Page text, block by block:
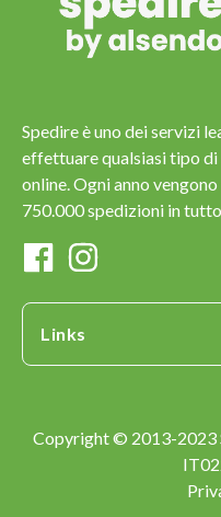
Spedire è uno dei servizi
effettuare qualsiasi tipo di
online. Ogni anno
750.000 spedizioni in
Links
Copyright © 2013-2023